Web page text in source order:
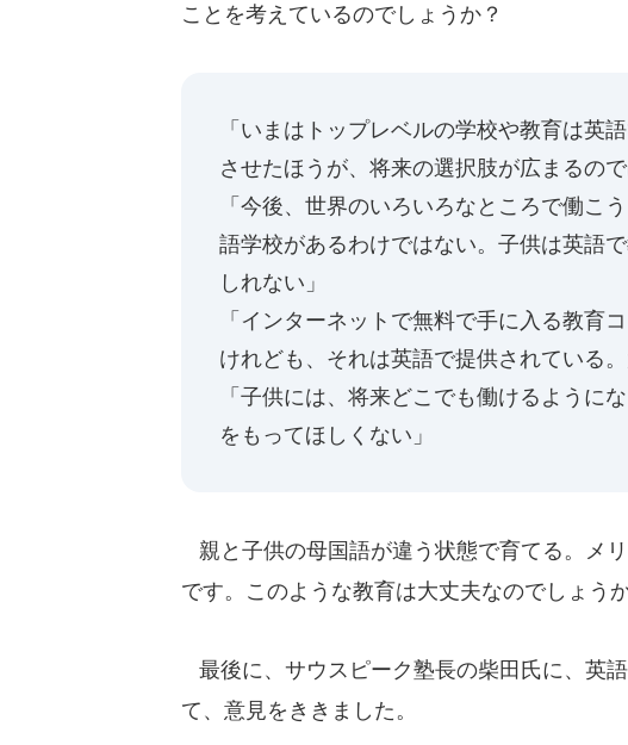
ことを考えているのでしょうか？
「いまはトップレベルの学校や教育は英
させたほうが、将来の選択肢が広まるので
「今後、世界のいろいろなところで働こ
語学校があるわけではない。子供は英語
しれない」
「インターネットで無料で手に入る教育
けれども、それは英語で提供されている
「子供には、将来どこでも働けるように
をもってほしくない」
親と子供の母国語が違う状態で育てる。メ
です。このような教育は大丈夫なのでしょうか
最後に、サウスピーク塾長の柴田氏に、英
て、意見をききました。